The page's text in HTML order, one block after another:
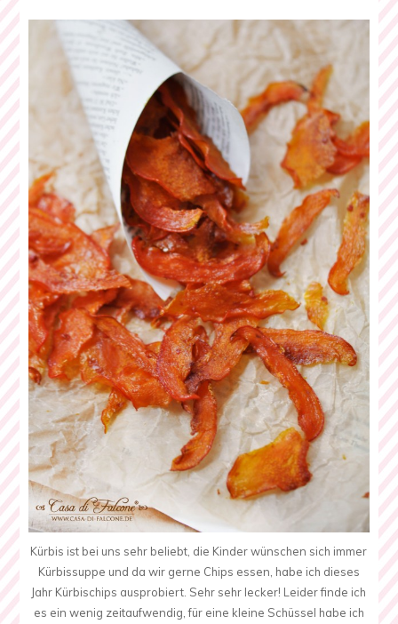
Kürbis ist bei uns sehr beliebt, die Kinder wünschen sich immer
Kürbissuppe und da wir gerne Chips essen, habe ich dieses
Jahr Kürbischips ausprobiert. Sehr sehr lecker! Leider finde ich
es ein wenig zeitaufwendig, für eine kleine Schüssel habe ich